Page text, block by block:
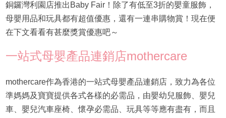
銅鑼灣利園店推出Baby Fair！除了有低至3折的嬰童服飾，
母嬰用品和玩具都有超值優惠，還有一連串購物賞！現在便
在下文看看有甚麼獎賞優惠吧～
一站式母嬰產品連銷店mothercare
mothercare作為香港的一站式母嬰產品連銷店，致力為各位
準媽媽及寶寶提供各式各樣的必需品，由嬰幼兒服飾、嬰兒
車、嬰兒汽車座椅、懷孕必需品、玩具等等應有盡有，而且